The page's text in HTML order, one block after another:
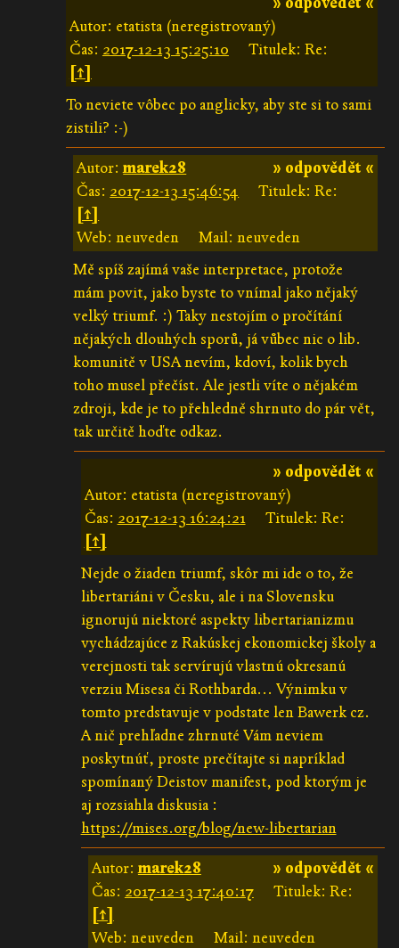
Autor: etatista (neregistrovaný)
Čas: 2017-12-13 15:25:10
Titulek: Re:
[↑]
To neviete vôbec po anglicky, aby ste si to sami
zistili? :-)
» odpovědět «
Autor:marek28
Čas: 2017-12-13 15:46:54
Titulek: Re:
[↑]
Web: neuveden
Mail: neuveden
Mě spíš zajímá vaše interpretace, protože
mám povit, jako byste to vnímal jako nějaký
velký triumf. :) Taky nestojím o pročítání
nějakých dlouhých sporů, já vůbec nic o lib.
komunitě v USA nevím, kdoví, kolik bych
toho musel přečíst. Ale jestli víte o nějakém
zdroji, kde je to přehledně shrnuto do pár vět,
tak určitě hoďte odkaz.
» odpovědět «
Autor: etatista (neregistrovaný)
Čas: 2017-12-13 16:24:21
Titulek: Re:
[↑]
Nejde o žiaden triumf, skôr mi ide o to, že
libertariáni v Česku, ale i na Slovensku
ignorujú niektoré aspekty libertarianizmu
vychádzajúce z Rakúskej ekonomickej školy a
verejnosti tak servírujú vlastnú okresanú
verziu Misesa či Rothbarda... Výnimku v
tomto predstavuje v podstate len Bawerk cz.
A nič prehľadne zhrnuté Vám neviem
poskytnúť, proste prečítajte si napríklad
spomínaný Deistov manifest, pod ktorým je
aj rozsiahla diskusia :
https://mises.org/blog/new-libertarian
» odpovědět «
Autor:marek28
Čas: 2017-12-13 17:40:17
Titulek: Re:
[↑]
Web: neuveden
Mail: neuveden